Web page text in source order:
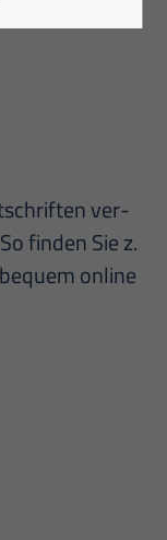
ver­
finden Sie z.
online